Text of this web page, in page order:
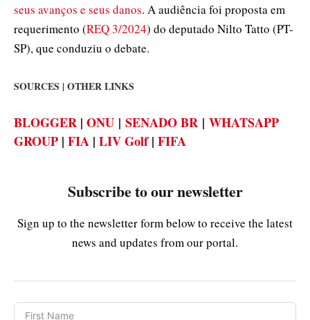
seus avanços e seus danos. A audiência foi proposta em
requerimento (REQ 3/2024) do deputado Nilto Tatto (PT-
SP), que conduziu o debate.
SOURCES | OTHER LINKS
BLOGGER | ONU | SENADO BR | WHATSAPP
GROUP | FIA | LIV Golf| FIFA
Subscribe to our newsletter
Sign up to the newsletter form below to receive the latest
news and updates from our portal.